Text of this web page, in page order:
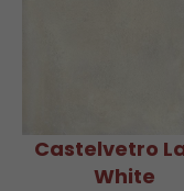
Castelvetro
White